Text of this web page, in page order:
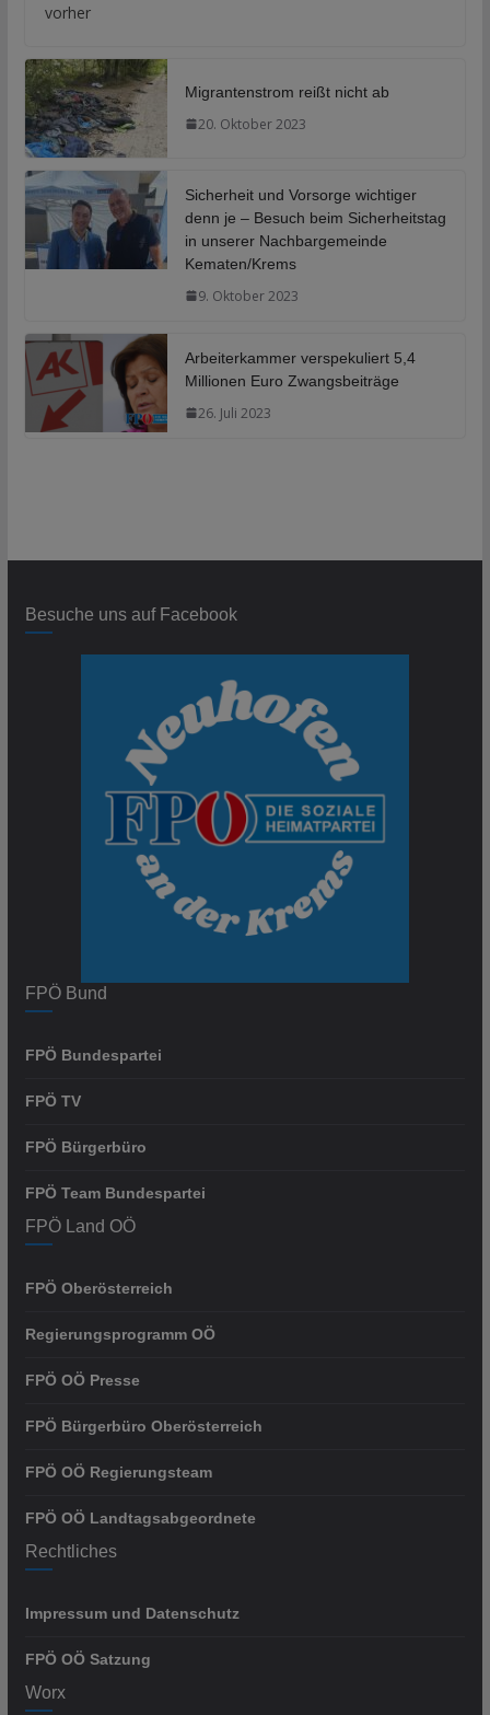
vorher
Migrantenstrom reißt nicht ab
20. Oktober 2023
Sicherheit und Vorsorge wichtiger
denn je – Besuch beim Sicherheitstag
in unserer Nachbargemeinde
Kematen/Krems
9. Oktober 2023
Arbeiterkammer verspekuliert 5,4
Millionen Euro Zwangsbeiträge
26. Juli 2023
Besuche uns auf Facebook
FPÖ Bund
FPÖ Bundespartei
FPÖ TV
FPÖ Bürgerbüro
FPÖ Team Bundespartei
FPÖ Land OÖ
FPÖ Oberösterreich
Regierungsprogramm OÖ
FPÖ OÖ Presse
FPÖ Bürgerbüro Oberösterreich
FPÖ OÖ Regierungsteam
FPÖ OÖ Landtagsabgeordnete
Rechtliches
Impressum und Datenschutz
FPÖ OÖ Satzung
Worx